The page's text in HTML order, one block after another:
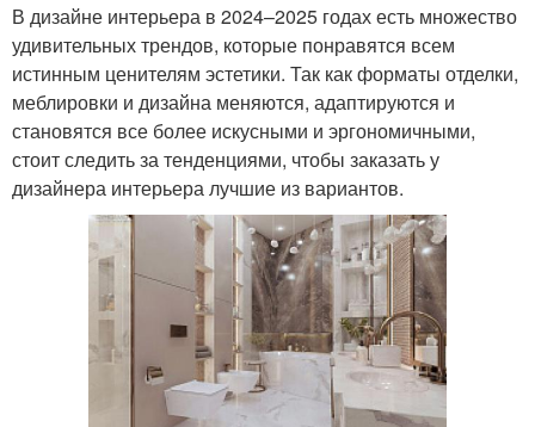
В дизайне интерьера в 2024–2025 годах есть множество
удивительных трендов, которые понравятся всем
истинным ценителям эстетики. Так как форматы отделки,
меблировки и дизайна меняются, адаптируются и
становятся все более искусными и эргономичными,
стоит следить за тенденциями, чтобы заказать у
дизайнера интерьера лучшие из вариантов.